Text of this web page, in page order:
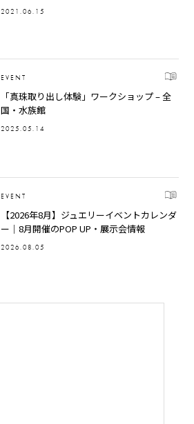
2021.06.15
EVENT
「真珠取り出し体験」ワークショップ – 全
国・水族館
2025.05.14
EVENT
【2026年8月】ジュエリーイベントカレンダ
ー｜8月開催のPOP UP・展示会情報
2026.08.05